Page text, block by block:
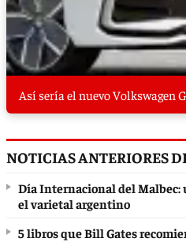
Así sería el nuevo Volkswagen
NOTICIAS ANTERIORES
Día Internacional del
el varietal argentino
5 libros que Bill Gates